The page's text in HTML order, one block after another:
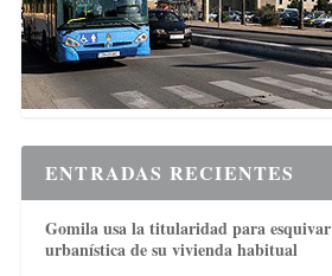
ENTRADAS RECIENTES
Gomila usa la titularidad para
urbanística de su vivienda habitual